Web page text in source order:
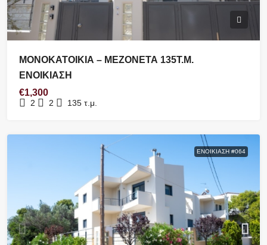
ΜΟΝΟΚΑΤΟΙΚΙΑ – ΜΕΖΟΝΕΤΑ 135Τ.Μ.
ΕΝΟΙΚΙΑΣΗ
€1,300
2 2 135 τ.μ.
ΕΝΟΙΚΊΑΣΗ #064